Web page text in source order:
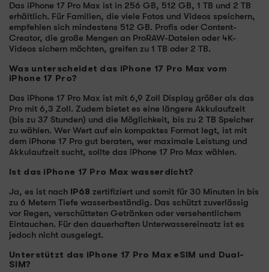
Das iPhone 17 Pro Max ist in 256 GB, 512 GB, 1 TB und 2 TB
erhältlich. Für Familien, die viele Fotos und Videos speichern,
empfehlen sich mindestens 512 GB. Profis oder Content-
Creator, die große Mengen an ProRAW-Dateien oder 4K-
Videos sichern möchten, greifen zu 1 TB oder 2 TB.
Was unterscheidet das iPhone 17 Pro Max vom
iPhone 17 Pro?
Das iPhone 17 Pro Max ist mit 6,9 Zoll Display größer als das
Pro mit 6,3 Zoll. Zudem bietet es eine längere Akkulaufzeit
(bis zu 37 Stunden) und die Möglichkeit, bis zu 2 TB Speicher
zu wählen. Wer Wert auf ein kompaktes Format legt, ist mit
dem iPhone 17 Pro gut beraten, wer maximale Leistung und
Akkulaufzeit sucht, sollte das iPhone 17 Pro Max wählen.
Ist das iPhone 17 Pro Max wasserdicht?
Ja, es ist nach IP68 zertifiziert und somit für 30 Minuten in bis
zu 6 Metern Tiefe wasserbeständig. Das schützt zuverlässig
vor Regen, verschütteten Getränken oder versehentlichem
Eintauchen. Für den dauerhaften Unterwassereinsatz ist es
jedoch nicht ausgelegt.
Unterstützt das iPhone 17 Pro Max eSIM und Dual-
SIM?